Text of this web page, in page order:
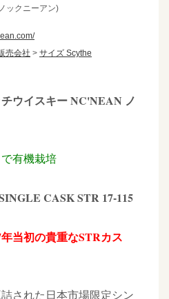
ックニーアン)
売会社 > サイズ Scythe
ウイスキー NC'NEAN ノ
有機栽培
CASK STR 17-115
当初の貴重なSTRカス
された日本市場限定シン